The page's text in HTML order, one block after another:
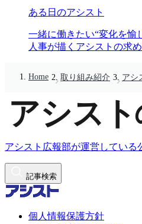
ある日のアシスト
一緒に働きたい“変化を
人事が描くアシストの求
Home 取り組み紹介 アシ
アシスト広報部が運営している
記事検索
個人情報保護方針